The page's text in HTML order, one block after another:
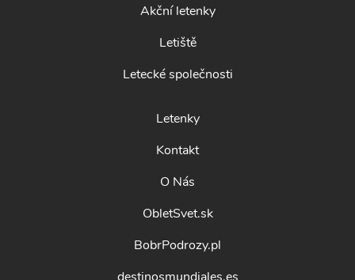
Akční letenky
Letiště
Letecké společnosti
Letenky
Kontakt
O Nás
ObletSvet.sk
BobrPodrozy.pl